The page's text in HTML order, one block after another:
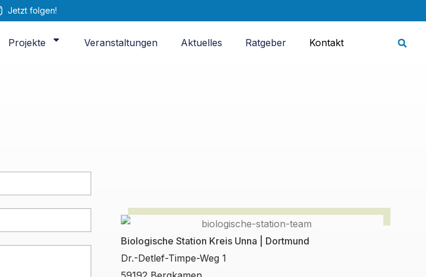
Jetzt folgen!
Projekte Veranstaltungen Aktuelles Ratgeber Kontakt
Biologische Station Kreis Unna | Dortmund
Dr.-Detlef-Timpe-Weg 1